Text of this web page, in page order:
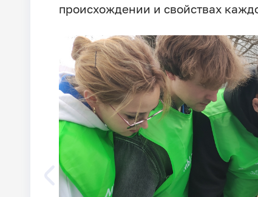
происхождении и свойствах